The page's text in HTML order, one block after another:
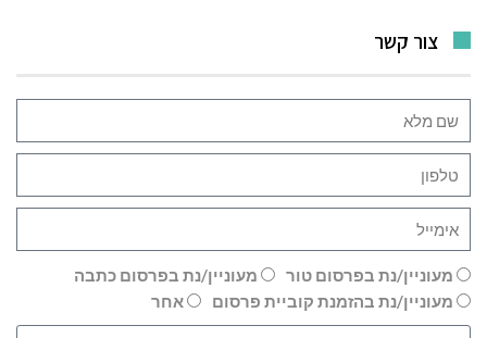
צור קשר
מעוניין/נת בפרסום טור
מעוניין/נת בפרסום כתבה
מעוניין/נת בהזמנת קוביית פרסום
אחר